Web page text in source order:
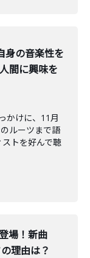
の音楽性を
間に興味を
かけに、11月
ルーツまで語
トを好んで聴
場！新曲
理由は？